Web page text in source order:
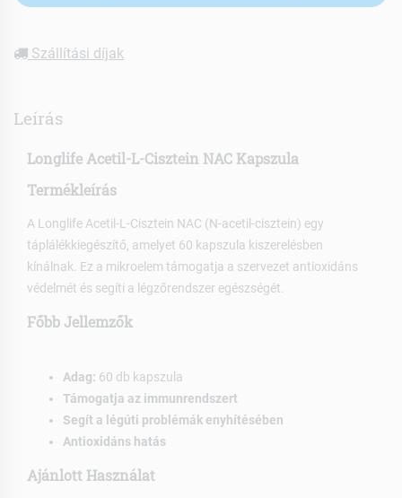
Szállítási díjak
Leírás
Longlife Acetil-L-Cisztein NAC Kapszula
Termékleírás
A Longlife Acetil-L-Cisztein NAC (N-acetil-cisztein) egy
táplálékkiegészítő, amelyet 60 kapszula kiszerelésben
kínálnak. Ez a mikroelem támogatja a szervezet antioxidáns
védelmét és segíti a légzőrendszer egészségét.
Főbb Jellemzők
Adag: 60 db kapszula
Támogatja az immunrendszert
Segít a légúti problémák enyhítésében
Antioxidáns hatás
Ajánlott Használat